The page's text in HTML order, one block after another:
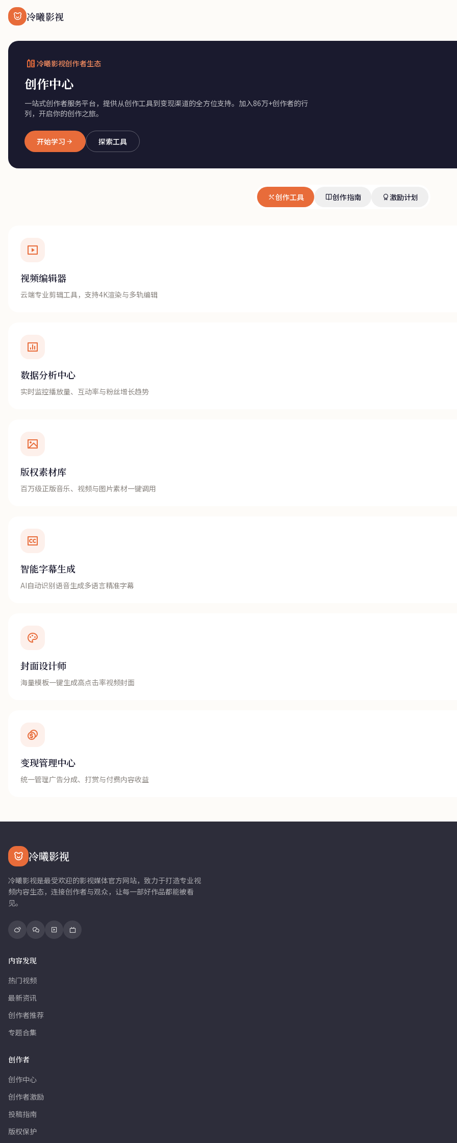
冷曦影视
冷曦影视创作者生态
创作中心
一站式创作者服务平台，提供从创作工具到变现渠道的全方位支持。加入86万+创作者的行
列，开启你的创作之旅。
开始学习 探索工具
创作工具 创作指南 激励计划
视频编辑器
云端专业剪辑工具，支持4K渲染与多轨编辑
数据分析中心
实时监控播放量、互动率与粉丝增长趋势
版权素材库
百万级正版音乐、视频与图片素材一键调用
智能字幕生成
AI自动识别语音生成多语言精准字幕
封面设计师
海量模板一键生成高点击率视频封面
变现管理中心
统一管理广告分成、打赏与付费内容收益
冷曦影视
冷曦影视是最受欢迎的影视媒体官方网站，致力于打造专业视
频内容生态，连接创作者与观众，让每一部好作品都能被看
见。
内容发现
热门视频
最新资讯
创作者推荐
专题合集
创作者
创作中心
创作者激励
投稿指南
版权保护